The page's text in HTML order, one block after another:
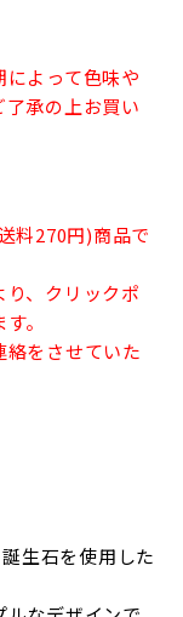
よって色味や
承の上お買い
料270円)商品で
、クリックポ
。
をさせていた
生石を使用した